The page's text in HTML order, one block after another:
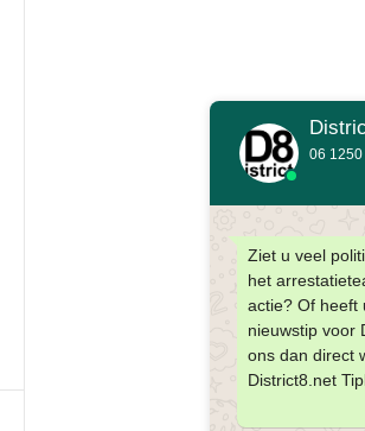
06 1250
Ziet u veel
het
actie? Of heeft
nieuwstip voor
ons dan direct
District8.net